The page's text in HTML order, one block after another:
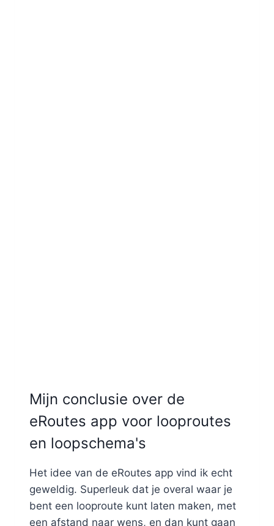
Mijn conclusie over de
eRoutes app voor looproutes
en loopschema's
Het idee van de eRoutes app vind ik echt
geweldig. Superleuk dat je overal waar je
bent een looproute kunt laten maken, met
een afstand naar wens, en dan kunt gaan